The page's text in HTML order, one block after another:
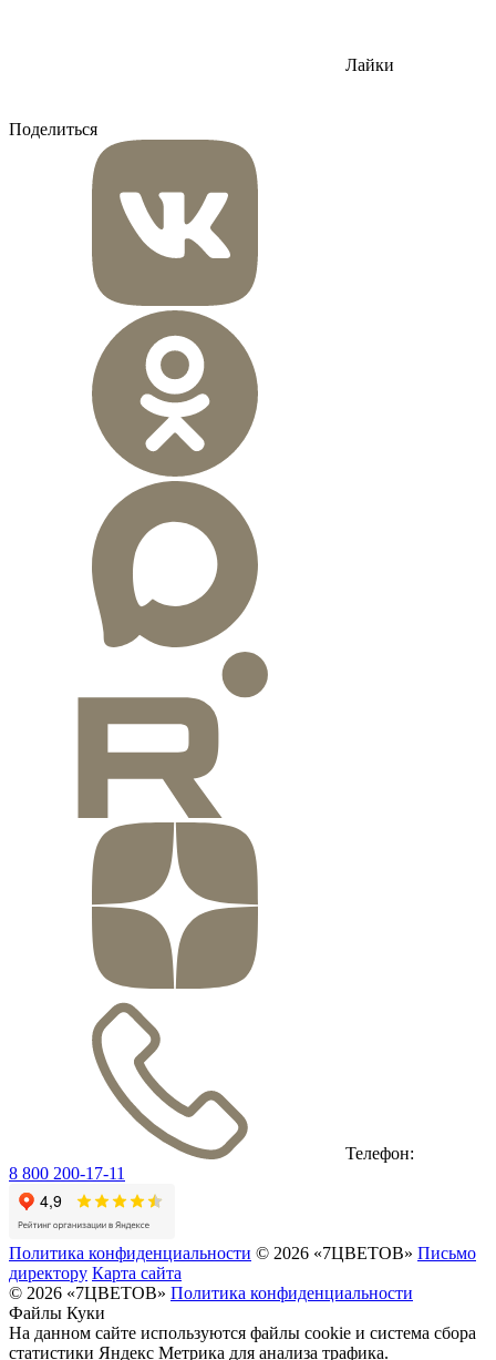
Лайки
Поделиться
Телефон:
8 800 200-17-11
Политика конфиденциальности © 2026 «7ЦВЕТОВ» Письмо
директору Карта сайта
© 2026 «7ЦВЕТОВ» Политика конфиденциальности
Файлы Куки
На данном сайте используются файлы cookie и система сбора
статистики Яндекс Метрика для анализа трафика.